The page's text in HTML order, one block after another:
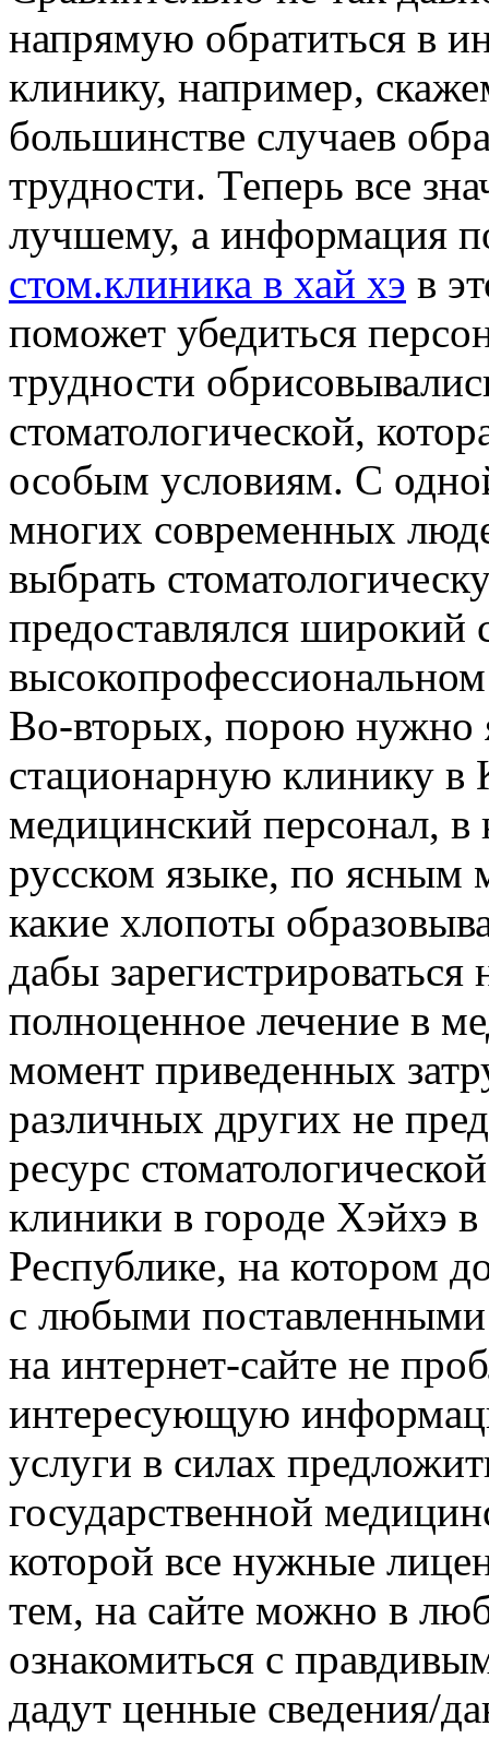
напрямую обратиться в
клинику, например,
большинстве случаев
трудности. Теперь все
лучшему, а информация
стом.клиника в хай хэ в
поможет убедиться
трудности
стоматологической,
особым условиям. С
многих современных
выбрать
предоставлялся широкий
Во-вторых, порою нужно
стационарную клинику в
медицинский персонал, в
русском языке, по ясным
какие хлопоты
дабы
полноценное лечение в
момент приведенных
различных других не
ресурс
клиники в городе Хэйхэ
Республике, на котором
с любыми поставленными
на интернет-сайте не
интересующую
услуги в силах
государственной
которой все нужные
тем, на сайте можно в
ознакомиться с
дадут ценные сведения/